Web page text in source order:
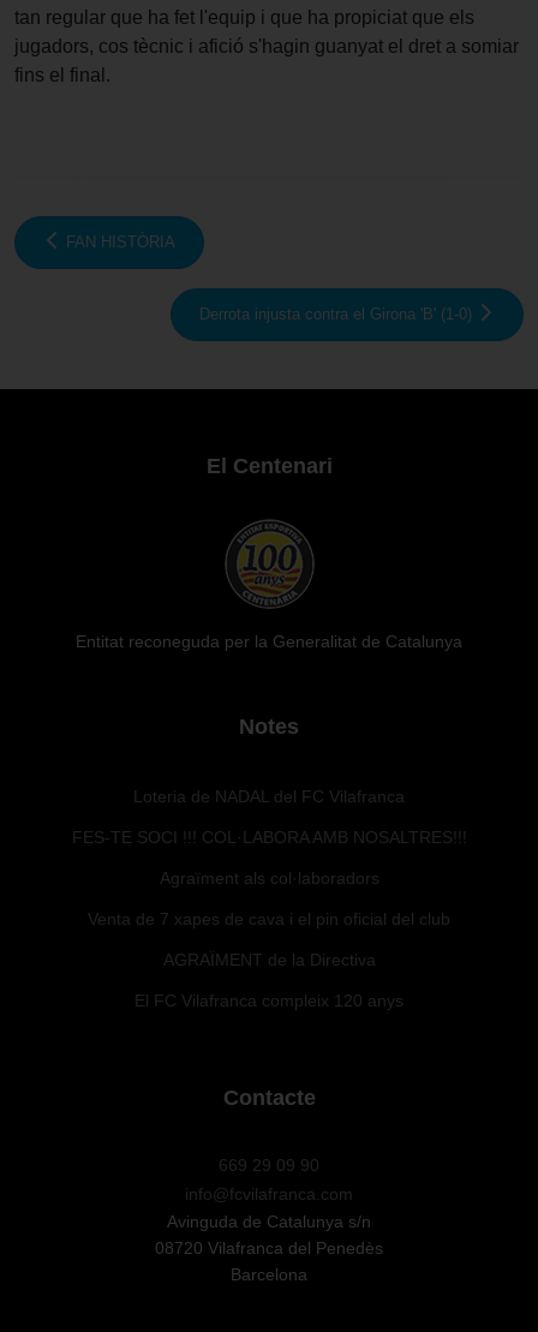
tan regular que ha fet l'equip i que ha propiciat que els
jugadors, cos tècnic i afició s'hagin guanyat el dret a somiar
fins el final.
FAN HISTÒRIA
Derrota injusta contra el Girona 'B' (1-0)
El Centenari
Entitat reconeguda per la Generalitat de Catalunya
Notes
Loteria de NADAL del FC Vilafranca
FES-TE SOCI !!! COL·LABORA AMB NOSALTRES!!!
Agraïment als col·laboradors
Venta de 7 xapes de cava i el pin oficial del club
AGRAÏMENT de la Directiva
El FC Vilafranca compleix 120 anys
Contacte
669 29 09 90
info@fcvilafranca.com
Avinguda de Catalunya s/n
08720 Vilafranca del Penedès
Barcelona